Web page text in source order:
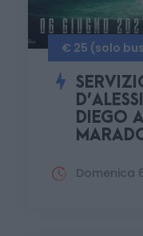
€ 25 (solo
DIEGO
Domenica